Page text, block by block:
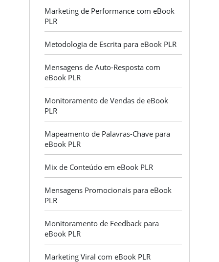
Marketing de Performance com eBook
PLR
Metodologia de Escrita para eBook PLR
Mensagens de Auto-Resposta com
eBook PLR
Monitoramento de Vendas de eBook
PLR
Mapeamento de Palavras-Chave para
eBook PLR
Mix de Conteúdo em eBook PLR
Mensagens Promocionais para eBook
PLR
Monitoramento de Feedback para
eBook PLR
Marketing Viral com eBook PLR